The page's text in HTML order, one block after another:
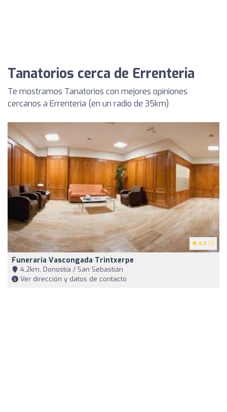
Tanatorios cerca de Errenteria
Te mostramos Tanatorios con mejores opiniones
cercanos a Errenteria (en un radio de 35km)
4.3 (7)
Funeraria Vascongada Trintxerpe
4,2km, Donostia / San Sebastián
Ver dirección y datos de contacto